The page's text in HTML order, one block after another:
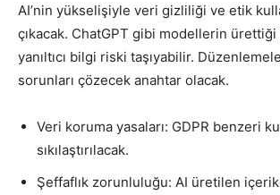
AI’nin yükselişiyle veri gizliliği ve etik
çıkacak. ChatGPT gibi modellerin
yanıltıcı bilgi riski taşıyabilir.
sorunları çözecek anahtar olacak.
Veri koruma yasaları: GDPR benzeri
sıkılaştırılacak.
Şeffaflık zorunluluğu: AI üretilen